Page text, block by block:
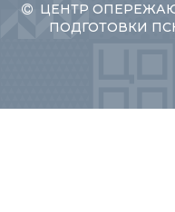
ЦЕНТР
ПОДГОТОВКИ